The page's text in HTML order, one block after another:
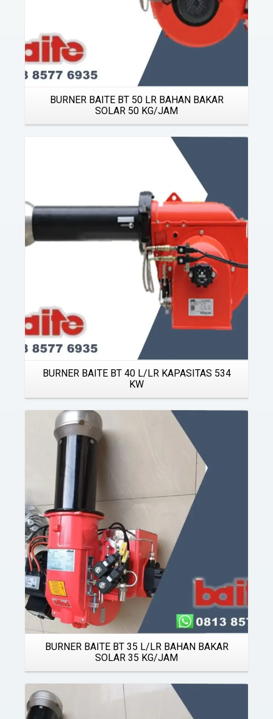
BURNER BAITE BT 50 LR BAHAN BAKAR
SOLAR 50 KG/JAM
Details
BURNER BAITE BT 40 L/LR KAPASITAS 534
KW
BURNER BAITE BT 35 L/LR BAHAN BAKAR
SOLAR 35 KG/JAM